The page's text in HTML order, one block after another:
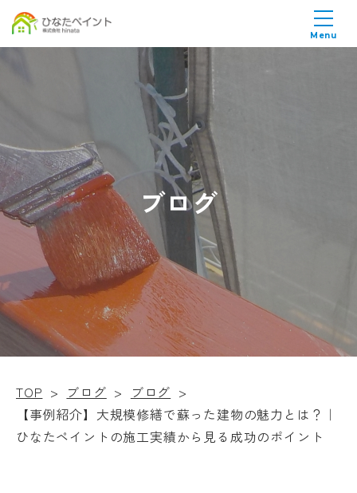
Menu
ブログ
TOP > ブログ > ブログ >
【事例紹介】大規模修繕で蘇った建物の魅力とは？｜
ひなたペイントの施工実績から見る成功のポイント